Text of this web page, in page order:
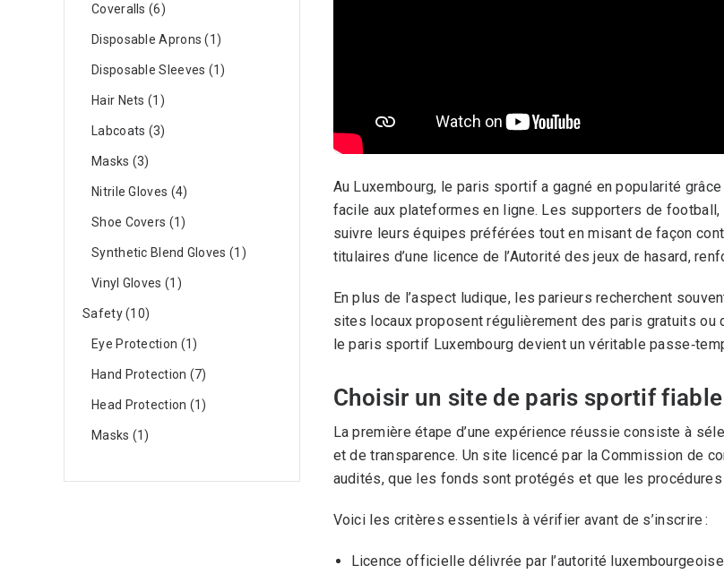
Au Luxembourg, le paris sportif a gagné en popularité
facile aux plateformes en ligne. Les supporters de
suivre leurs équipes préférées tout en misant de façon
titulaires d’une licence de l’Autorité des jeux de hasard,
En plus de l’aspect ludique, les parieurs recherchent
sites locaux proposent régulièrement des paris gratuits
le paris sportif Luxembourg devient un véritable
Choisir un site de paris sportif
La première étape d’une expérience réussie consiste à
et de transparence. Un site licencé par la Commission de
audités, que les fonds sont protégés et que les
Voici les critères essentiels à vérifier avant de s’inscrire :
Licence officielle délivrée par l’autorité luxembourgeoise
Coveralls 6
Disposable Aprons 1
Disposable Sleeves 1
Hair Nets 1
Labcoats 3
Masks 3
Nitrile Gloves 4
Shoe Covers 1
Synthetic Blend Gloves 1
Vinyl Gloves 1
Safety 10
Eye Protection 1
Hand Protection 7
Head Protection 1
Masks 1